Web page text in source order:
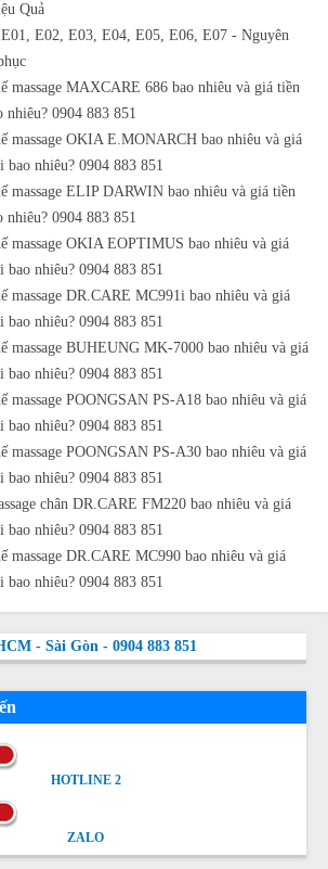
Quả
E02, E03, E04, E05, E06, E07 - Nguyên
massage MAXCARE 686 bao nhiêu và giá tiền
nhiêu? 0904 883 851
massage OKIA E.MONARCH bao nhiêu và giá
bao nhiêu? 0904 883 851
massage ELIP DARWIN bao nhiêu và giá tiền
nhiêu? 0904 883 851
massage OKIA EOPTIMUS bao nhiêu và giá
bao nhiêu? 0904 883 851
massage DR.CARE MC991i bao nhiêu và giá
bao nhiêu? 0904 883 851
massage BUHEUNG MK-7000 bao nhiêu và giá
bao nhiêu? 0904 883 851
massage POONGSAN PS-A18 bao nhiêu và giá
bao nhiêu? 0904 883 851
massage POONGSAN PS-A30 bao nhiêu và giá
bao nhiêu? 0904 883 851
chân DR.CARE FM220 bao nhiêu và giá
bao nhiêu? 0904 883 851
massage DR.CARE MC990 bao nhiêu và giá
bao nhiêu? 0904 883 851
- Sài Gòn - 0904 883 851
HOTLINE 2
ZALO